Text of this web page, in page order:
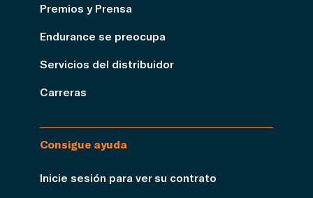
Premios y Prensa
Endurance se preocupa
Servicios del distribuidor
Carreras
Consigue ayuda
Inicie sesión para ver su contrato